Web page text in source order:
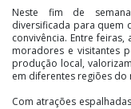
Neste fim de
diversificada para quem
convivência. Entre
moradores e visitantes
produção local,
em diferentes regiões do
Com atrações